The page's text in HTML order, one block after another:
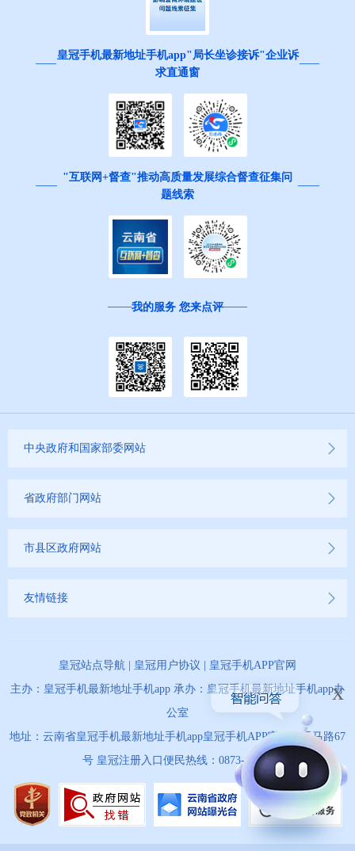
皇冠手机最新地址手机app"局长坐诊接诉"企业诉
求直通窗
"互联网+督查"推动高质量发展综合督查征集问
题线索
我的服务 您来点评
中央政府和国家部委网站
省政府部门网站
市县区政府网站
友情链接
皇冠站点导航 皇冠用户协议
皇冠手机APP官网
主办：皇冠手机最新地址手机app 承办：皇冠手机最新地址手机app办
公室
地址：云南省皇冠手机最新地址手机app皇冠手机APP官网市天马路67
号 皇冠注册入口便民热线：0873-12345
x